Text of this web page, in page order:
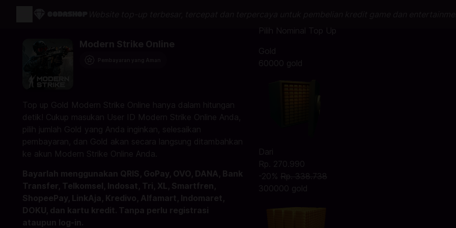
Modern Strike Online
Top up Gold Modern Strike Online hanya dalam hitungan
detik! Cukup masukan User ID Modern Strike Online Anda,
pilih jumlah Gold yang Anda inginkan, selesaikan
pembayaran, dan Gold akan secara langsung ditambahkan
ke akun Modern Strike Online Anda.
Bayarlah menggunakan QRIS, GoPay, OVO, DANA, Bank
Transfer, Telkomsel, Indosat, Tri, XL, Smartfren,
ShopeePay, LinkAja, Kredivo, Alfamart, Indomaret,
DOKU, dan kartu kredit. Tanpa perlu registrasi
ataupun log-in.
Pilih Nominal Top Up
Gold
60000 gold
Dari
Rp. 270.990
-20% Rp. 338.738
300000 gold